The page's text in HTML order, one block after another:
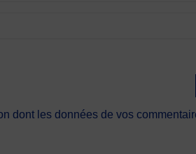
dont les données de vos